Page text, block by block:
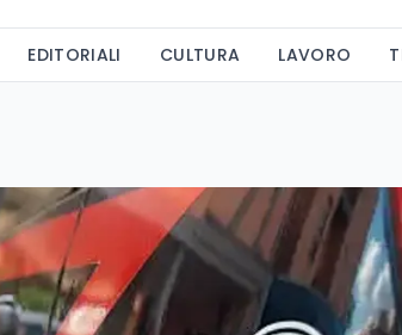
EDITORIALI CULTURA LAVORO